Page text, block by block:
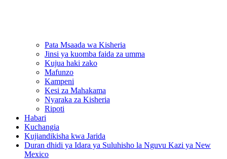
Pata Msaada wa Kisheria
Jinsi ya kuomba faida za umma
Kujua haki zako
Mafunzo
Kampeni
Kesi za Mahakama
Nyaraka za Kisheria
Ripoti
Habari
Kuchangia
Kujiandikisha kwa Jarida
Duran dhidi ya Idara ya Suluhisho la Nguvu Kazi ya New
Mexico